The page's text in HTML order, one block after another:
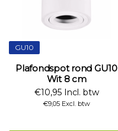
GU10
Plafondspot rond GU10
Wit 8 cm
€10,95 Incl. btw
€9,05 Excl. btw